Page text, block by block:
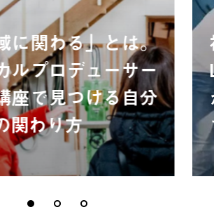
に関わる」とは。
ルプロデューサー
座で見つける自分
関わり方